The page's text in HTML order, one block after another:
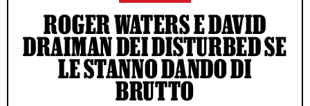
ROGER WATERS E DAVID
DRAIMAN DEI DISTURBED SE
LE STANNO DANDO DI
BRUTTO